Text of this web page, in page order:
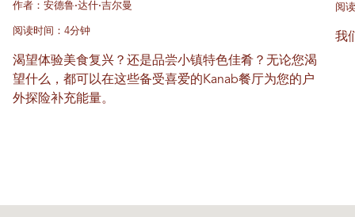
作者：安德鲁·达什·吉尔曼
阅读时间：4分钟
渴望体验美食复兴？还是品尝小镇特色佳肴？无论您渴
望什么，都可以在这些备受喜爱的Kanab餐厅为您的户
外探险补充能量。
阅
我